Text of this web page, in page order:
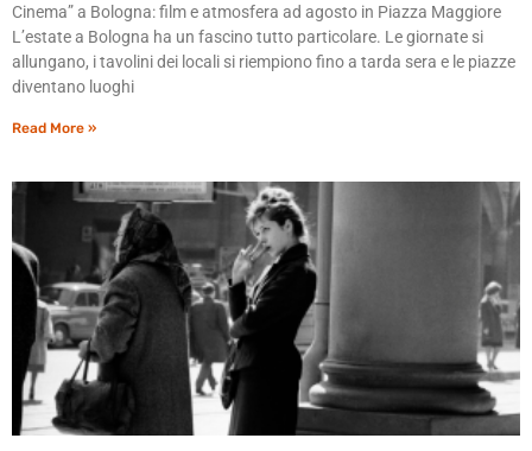
Cinema” a Bologna: film e atmosfera ad agosto in Piazza Maggiore
L’estate a Bologna ha un fascino tutto particolare. Le giornate si
allungano, i tavolini dei locali si riempiono fino a tarda sera e le piazze
diventano luoghi
Read More »